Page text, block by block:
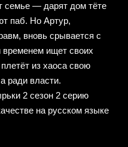
семье — дарят дом тёте
паб. Но Артур,
вновь срывается с
ищет своих
из хаоса свою
ради власти.
2 сезон 2 серию
на русском языке